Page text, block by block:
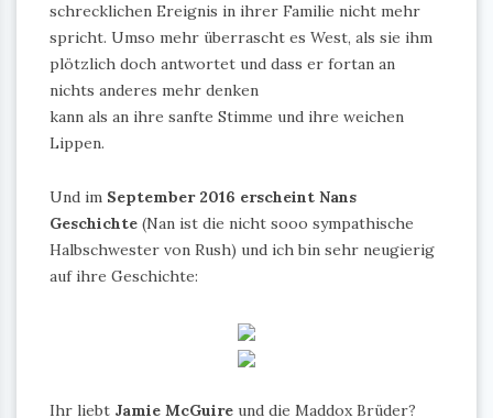
schrecklichen Ereignis in ihrer Familie nicht mehr
spricht. Umso mehr überrascht es West, als sie ihm
plötzlich doch antwortet und dass er fortan an
nichts anderes mehr denken
kann als an ihre sanfte Stimme und ihre weichen
Lippen.
Und im September 2016 erscheint Nans
Geschichte (Nan ist die nicht sooo sympathische
Halbschwester von Rush) und ich bin sehr neugierig
auf ihre Geschichte:
Ihr liebt Jamie McGuire und die Maddox Brüder?